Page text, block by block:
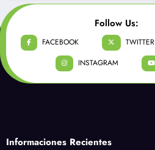
Follow Us:
FACEBOOK TWITTER
INSTAGRAM
Informaciones Recientes